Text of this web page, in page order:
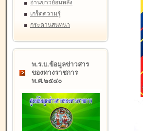
อ่านข่าวย้อนหลัง
เกร็ดความรู้
กระดานสนทนา
พ.ร.บ.ข้อมูลข่าวสาร
ของทางราชการ
พ.ศ.๒๕๔๐